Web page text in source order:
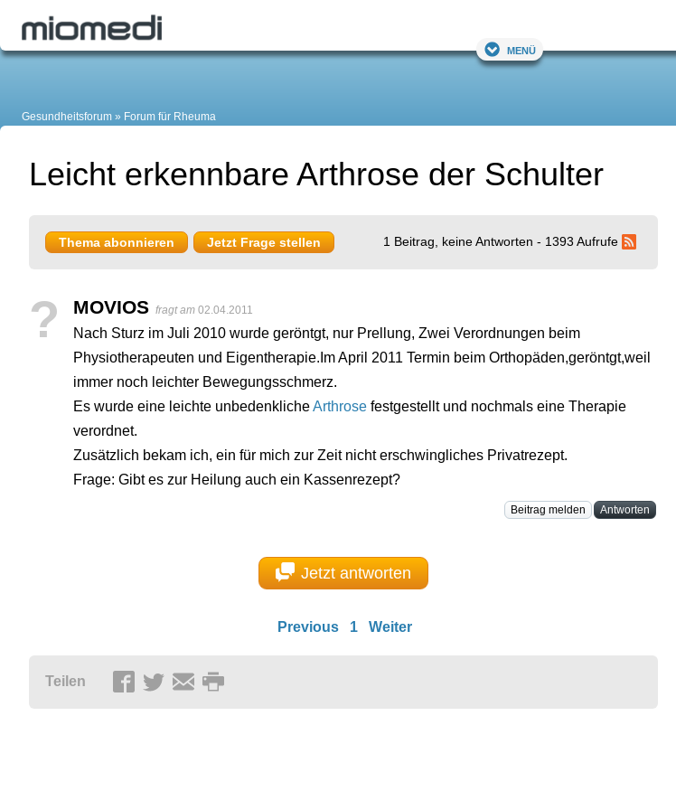
Menü
Gesundheitsforum Forum für Rheuma
Leicht erkennbare Arthrose der Schulter
Thema abonnieren Jetzt Frage stellen 1 Beitrag, keine Antworten - 1393 Aufrufe
? MOVIOS fragt am 02.04.2011
Nach Sturz im Juli 2010 wurde geröntgt, nur Prellung, Zwei Verordnungen beim
Physiotherapeuten und Eigentherapie.Im April 2011 Termin beim Orthopäden,geröntgt,weil
immer noch leichter Bewegungsschmerz.
Es wurde eine leichte unbedenklicheArthrose festgestellt und nochmals eine Therapie
verordnet.
Zusätzlich bekam ich, ein für mich zur Zeit nicht erschwingliches Privatrezept.
Frage: Gibt es zur Heilung auch ein Kassenrezept?
Beitrag melden Antworten
Jetzt antworten
Previous 1 Weiter
Teilen